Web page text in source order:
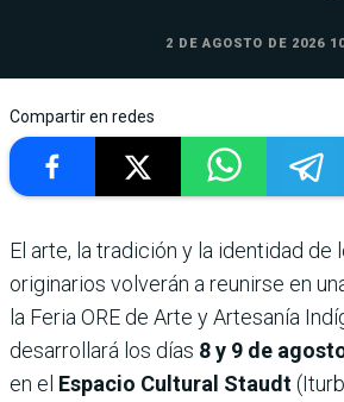
2 DE AGOSTO DE 2026
Compartir en redes
El arte, la tradición y la identidad de
originarios volverán a reunirse en
la Feria ORE de Arte y Artesanía
desarrollará los días 8 y 9 de
en el Espacio Cultural Staudt